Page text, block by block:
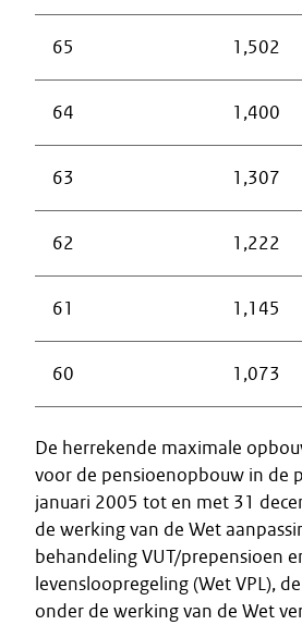
65 1,502
64 1,400
63 1,307
62 1,222
61 1,145
60 1,073
De herrekende maximale
voor de pensioenopbouw in de
januari 2005 tot en met 31
de werking van de Wet
behandeling VUT/prepensioen
levensloopregeling (Wet VPL),
onder de werking van de Wet